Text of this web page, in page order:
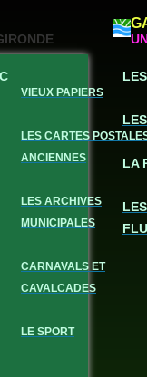
VIEUX PAPIERS
LES CARTES
ANCIENNES
LES ARCHIVES
MUNICIPALES
CARNAVALS ET
CAVALCADES
LE SPORT
LA